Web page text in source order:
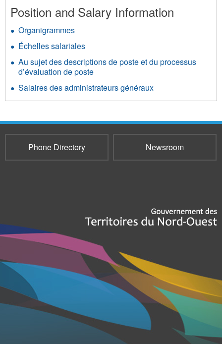
Position and Salary Information
Organigrammes
Échelles salariales
Au sujet des descriptions de poste et du processus
d’évaluation de poste
Salaires des administrateurs généraux
Phone Directory Newsroom